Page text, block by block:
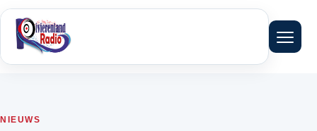
Menu
NIEUWS